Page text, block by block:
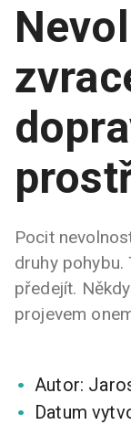
Pocit
druhy pohybu.
předejít.
projevem
Autor:
Datum